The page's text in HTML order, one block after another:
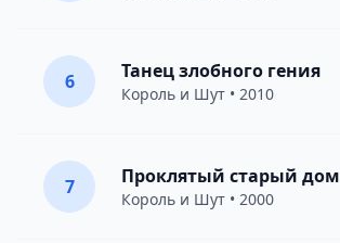
6 Танец злобного гения
Король и Шут • 2010
7 Проклятый старый дом
Король и Шут • 2000